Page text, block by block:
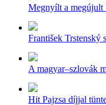
Megnyílt a megújult
František Trstenský
A magyar–szlovák
Hit Pajzsa díjjal